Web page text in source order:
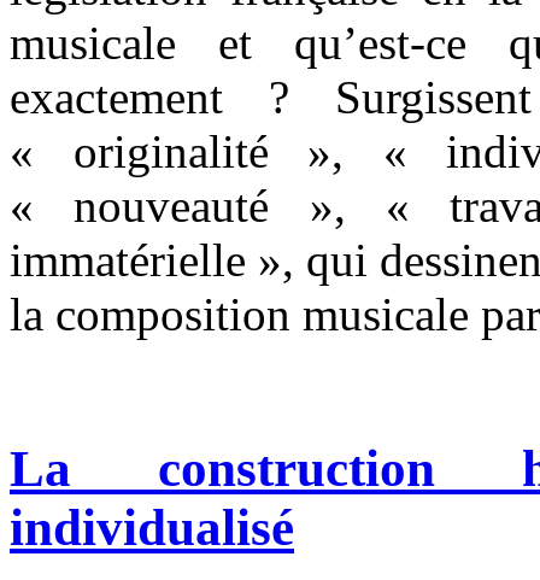
musicale et qu’est-ce
exactement ?
« originalité », «
« nouveauté », «
immatérielle », qui
la composition musicale
La construction
individualisé